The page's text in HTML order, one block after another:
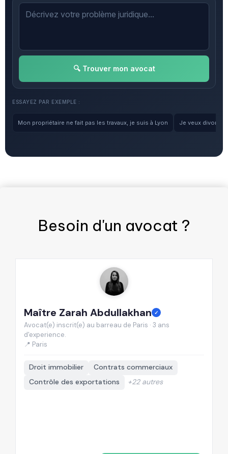
🔍 Trouver mon avocat
ESSAYEZ PAR EXEMPLE :
Mon propriétaire ne fait pas les travaux, je suis à Lyon Je veux
Besoin d'un avocat ?
Maître Zarah Abdullakhan ✓
Avocat(e) inscrit(e) au barreau de Paris · 3 ans
d'experience.
📍 Paris
Droit immobilier
Contrats commerciaux
Contrôle des exportations
+22 autres